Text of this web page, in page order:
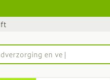
categorie...